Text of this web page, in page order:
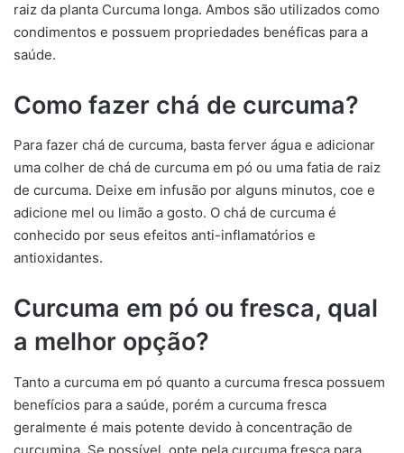
raiz da planta Curcuma longa. Ambos são utilizados como
condimentos e possuem propriedades benéficas para a
saúde.
Como fazer chá de curcuma?
Para fazer chá de curcuma, basta ferver água e adicionar
uma colher de chá de curcuma em pó ou uma fatia de raiz
de curcuma. Deixe em infusão por alguns minutos, coe e
adicione mel ou limão a gosto. O chá de curcuma é
conhecido por seus efeitos anti-inflamatórios e
antioxidantes.
Curcuma em pó ou fresca, qual
a melhor opção?
Tanto a curcuma em pó quanto a curcuma fresca possuem
benefícios para a saúde, porém a curcuma fresca
geralmente é mais potente devido à concentração de
curcumina. Se possível, opte pela curcuma fresca para